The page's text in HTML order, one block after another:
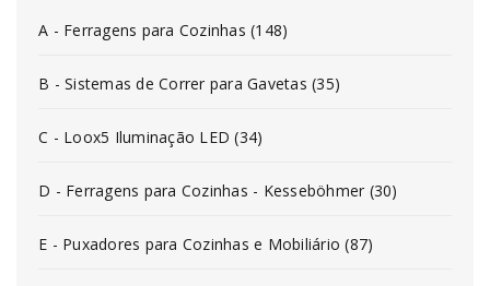
A - Ferragens para Cozinhas (148)
B - Sistemas de Correr para Gavetas (35)
C - Loox5 Iluminação LED (34)
D - Ferragens para Cozinhas - Kesseböhmer (30)
E - Puxadores para Cozinhas e Mobiliário (87)